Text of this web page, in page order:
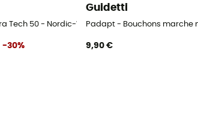
Tech 50 - Nordic-Walking-Stöcke
-30%
Guidetti
Padapt - Bouchons marche
9,90 €